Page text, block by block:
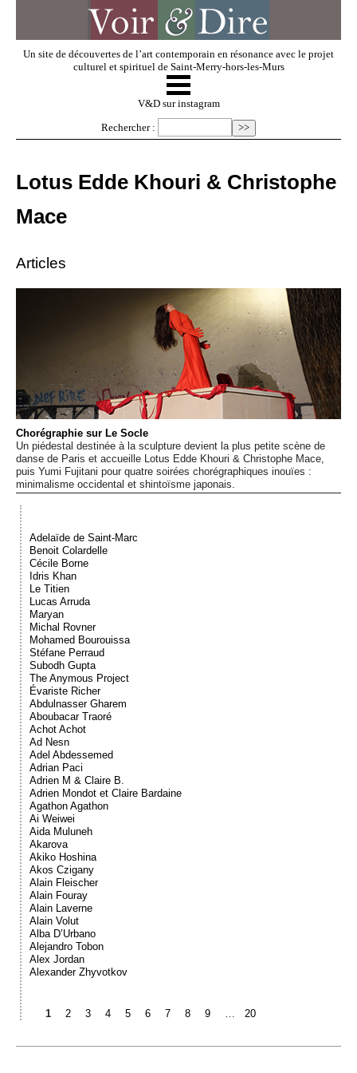
Un site de découvertes de l’art contemporain en résonance avec le projet
culturel et spirituel de Saint-Merry-hors-les-Murs
V & D
Dossiers
Événements
Sacré
Cousinages
☰
V&D sur instagram
Rechercher :
Lotus Edde Khouri & Christophe
Mace
Articles
Chorégraphie sur Le Socle
Un piédestal destinée à la sculpture devient la plus petite scène de
danse de Paris et accueille Lotus Edde Khouri & Christophe Mace,
puis Yumi Fujitani pour quatre soirées chorégraphiques inouïes :
minimalisme occidental et shintoïsme japonais.
Adelaïde de Saint-Marc
Benoit Colardelle
Cécile Borne
Idris Khan
Le Titien
Lucas Arruda
Maryan
Michal Rovner
Mohamed Bourouissa
Stéfane Perraud
Subodh Gupta
The Anymous Project
Évariste Richer
Abdulnasser Gharem
Aboubacar Traoré
Achot Achot
Ad Nesn
Adel Abdessemed
Adrian Paci
Adrien M & Claire B.
Adrien Mondot et Claire Bardaine
Agathon Agathon
Ai Weiwei
Aida Muluneh
Akarova
Akiko Hoshina
Akos Czigany
Alain Fleischer
Alain Fouray
Alain Laverne
Alain Volut
Alba D’Urbano
Alejandro Tobon
Alex Jordan
Alexander Zhyvotkov
1 2 3 4 5 6 7 8 9 … 20